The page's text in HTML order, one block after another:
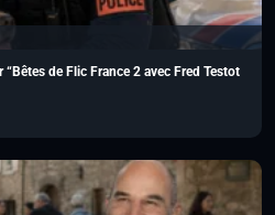
de Flic France 2 avec Fred Testot